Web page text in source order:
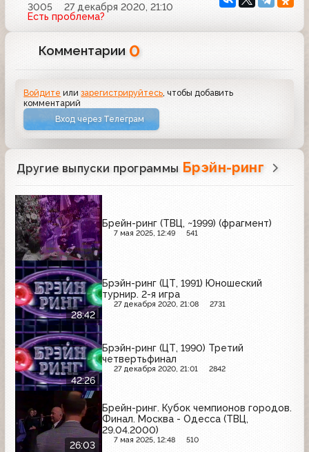
3005
27 декабря 2020, 21:10
Есть проблема?
Комментарии 0
Войдите илизарегистрируйтесь , чтобы добавить
комментарий
Вход через Телеграм
Другие выпуски программы Брэйн-ринг
Брейн-ринг (ТВЦ, ~1999) (фрагмент)
7 мая 2025, 12:49 541
28:42
Брэйн-ринг (ЦТ, 1991) Юношеский
турнир. 2-я игра
27 декабря 2020, 21:08 2731
42:26
Брэйн-ринг (ЦТ, 1990) Третий
четвертьфинал
27 декабря 2020, 21:01 2842
26:03
Брейн-ринг. Кубок чемпионов городов.
Финал. Москва - Одесса (ТВЦ,
29.04.2000)
7 мая 2025, 12:48 510